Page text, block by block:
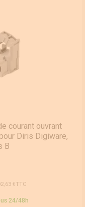
courant ouvrant
Diris Digiware,
B
€
24/48h